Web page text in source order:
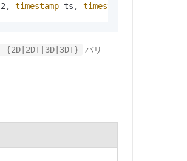
timestamp ts, timestamp
バリ